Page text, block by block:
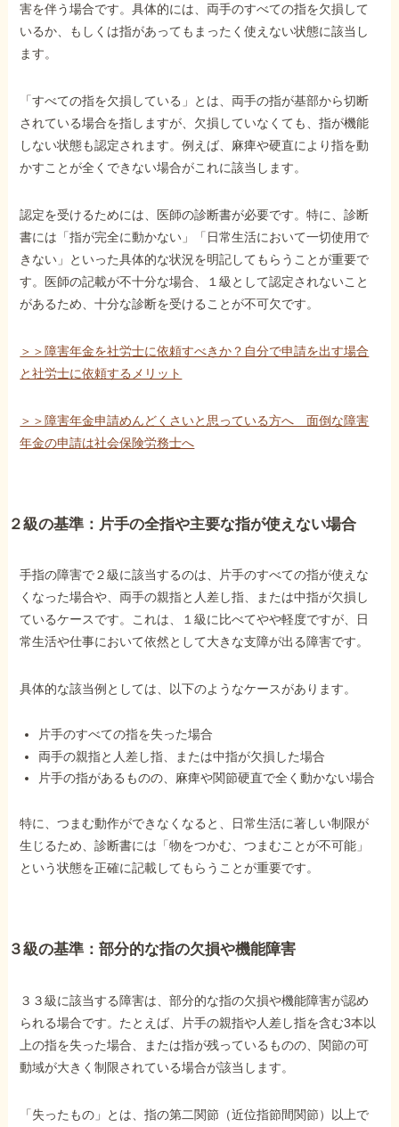
他社と何が違うの？
依頼するメリット
お電話でのお問い合わせ
089-907-3797
害を伴う場合です。具体的には、両手のすべての指を欠損して
いるか、もしくは指があってもまったく使えない状態に該当し
ます。
「すべての指を欠損している」とは、両手の指が基部から切断
されている場合を指しますが、欠損していなくても、指が機能
しない状態も認定されます。例えば、麻痺や硬直により指を動
かすことが全くできない場合がこれに該当します。
認定を受けるためには、医師の診断書が必要です。特に、診断
書には「指が完全に動かない」「日常生活において一切使用で
きない」といった具体的な状況を明記してもらうことが重要で
す。医師の記載が不十分な場合、１級として認定されないこと
があるため、十分な診断を受けることが不可欠です。
＞＞障害年金を社労士に依頼すべきか？自分で申請を出す場合
と社労士に依頼するメリット
＞＞障害年金申請めんどくさいと思っている方へ 面倒な障害
年金の申請は社会保険労務士へ
２級の基準：片手の全指や主要な指が使えない場合
手指の障害で２級に該当するのは、片手のすべての指が使えな
くなった場合や、両手の親指と人差し指、または中指が欠損し
ているケースです。これは、１級に比べてやや軽度ですが、日
常生活や仕事において依然として大きな支障が出る障害です。
具体的な該当例としては、以下のようなケースがあります。
片手のすべての指を失った場合
両手の親指と人差し指、または中指が欠損した場合
片手の指があるものの、麻痺や関節硬直で全く動かない場合
特に、つまむ動作ができなくなると、日常生活に著しい制限が
生じるため、診断書には「物をつかむ、つまむことが不可能」
という状態を正確に記載してもらうことが重要です。
３級の基準：部分的な指の欠損や機能障害
３３級に該当する障害は、部分的な指の欠損や機能障害が認め
られる場合です。たとえば、片手の親指や人差し指を含む3本以
上の指を失った場合、または指が残っているものの、関節の可
動域が大きく制限されている場合が該当します。
「失ったもの」とは、指の第二関節（近位指節間関節）以上で